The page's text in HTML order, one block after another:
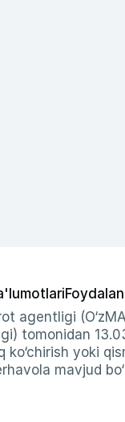
agentligi
tomonidan
yoki
mavjud